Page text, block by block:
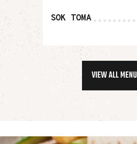
SOK TOMA
VIEW ALL MENU